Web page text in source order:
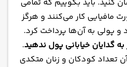
کنید. باید بگوییم که تمامی
مافیایی کار می‌کنند و هرگز
و پولی به آن‌ها پرداخت کرد.
گدایان خیابانی پول ندهید.
تعداد کودکان و زنان متکدی